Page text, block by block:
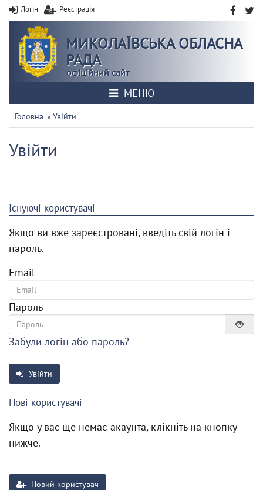
Логін Реєстрація
МИКОЛАЇВСЬКА ОБЛАСНА
РАДА
офіційний сайт
МЕНЮ
Головна » Увійти
Увійти
Існуючі користувачі
Якщо ви вже зареєстровані, введіть свій логін і
пароль.
Email
Пароль
Забули логін або пароль?
Увійти
Нові користувачі
Якщо у вас ще немає акаунта, клікніть на кнопку
нижче.
Новий користувач